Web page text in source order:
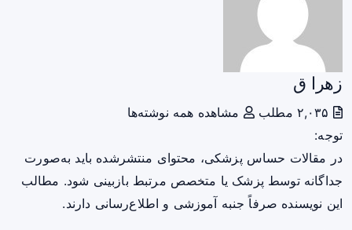
زهرا ق
مشاهده همه نوشته‌ها
توجه:
در مقالات حساس پزشکی، محتوای منتشرشده باید به‌صورت
جداگانه توسط پزشک یا متخصص مرتبط بازبینی شود. مطالب
این نویسنده صرفاً جنبه آموزشی و اطلاع‌رسانی دارند.